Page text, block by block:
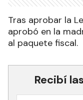
Tras aprobar la
aprobó en la
al paquete fiscal.
Recibí